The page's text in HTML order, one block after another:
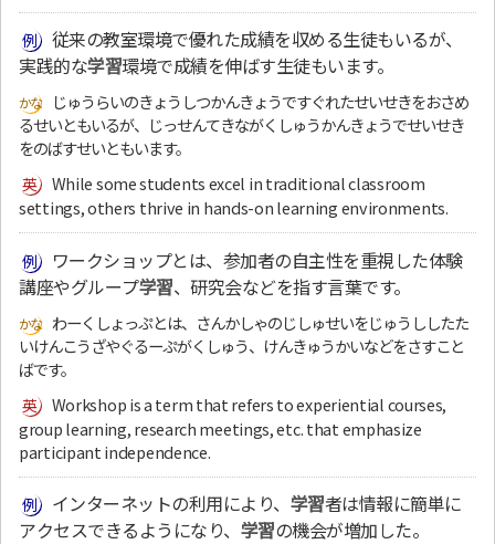
従来の教室環境で優れた成績を収める生徒もいるが、
実践的な学習環境で成績を伸ばす生徒もいます。
じゅうらいのきょうしつかんきょうですぐれたせいせきをおさめ
るせいともいるが、じっせんてきながくしゅうかんきょうでせいせき
をのばすせいともいます。
While some students excel in traditional classroom
settings, others thrive in hands-on learning environments.
ワークショップとは、参加者の自主性を重視した体験
講座やグループ学習、研究会などを指す言葉です。
わーくしょっぷとは、さんかしゃのじしゅせいをじゅうししたた
いけんこうざやぐるーぷがくしゅう、けんきゅうかいなどをさすこと
ばです。
Workshop is a term that refers to experiential courses,
group learning, research meetings, etc. that emphasize
participant independence.
インターネットの利用により、 学習者は情報に簡単に
アクセスできるようになり、 学習の機会が増加した。